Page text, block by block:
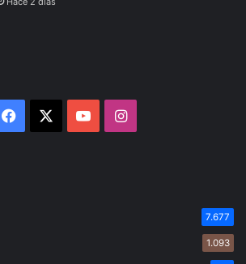
Facebook YouTubeInstagram
7.677
1.093